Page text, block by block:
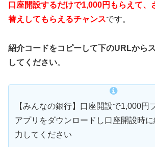
口座開設するだけで1,000円もらえて、
替えしてもらえるチャンスです。
紹介コードをコピーして下のURLから
してください。
【みんなの銀行】口座開設で1,000円
アプリをダウンロードし口座開設時
力してください